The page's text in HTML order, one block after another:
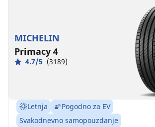
MICHELIN
Primacy 4
4.7/5 (3189)
Letnja
Pogodno za EV
Svakodnevno samopouzdanje